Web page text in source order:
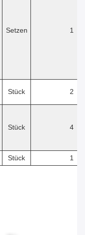
Setzen 1
Stück 2
Stück 4
Stück 1